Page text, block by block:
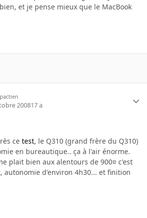
et je pense mieux que le MacBook
200817 a
ce test, le Q310 (grand frère du Q310)
en bureautique.. ça à l'air énorme.
plait bien aux alentours de 900¤ c'est
autonomie d'environ 4h30... et finition